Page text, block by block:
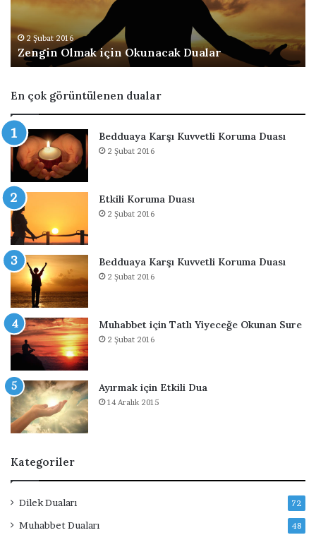
l
m
k
ç
i
n
O
k
u
n
a
c
a
k
D
u
a
l
a
r
2 Şubat 2016
Zengin Olmak için Okunacak Dualar
En çok görüntülenen dualar
Bedduaya Karşı Kuvvetli Koruma Duası
2 Şubat 2016
Etkili Koruma Duası
2 Şubat 2016
Bedduaya Karşı Kuvvetli Koruma Duası
2 Şubat 2016
Muhabbet için Tatlı Yiyeceğe Okunan Sure
2 Şubat 2016
Ayırmak için Etkili Dua
14 Aralık 2015
Kategoriler
Dilek Duaları 72
Muhabbet Duaları 48